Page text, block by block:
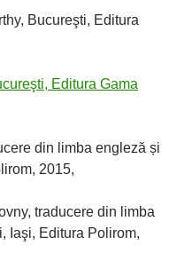
Bucureşti, Editura
Editura Gama
din limba engleză și
2015,
traducere din limba
Iaşi, Editura Polirom,